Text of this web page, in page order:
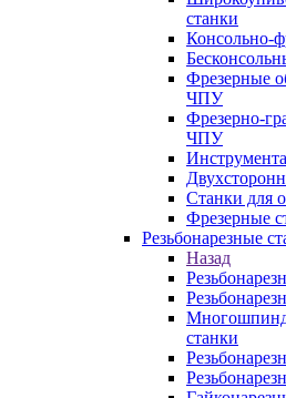
станки
Консольно-
Фрезерные
ЧПУ
Фрезерно-
ЧПУ
Станки для
Фрезерные
Резьбонарезные
Назад
станки